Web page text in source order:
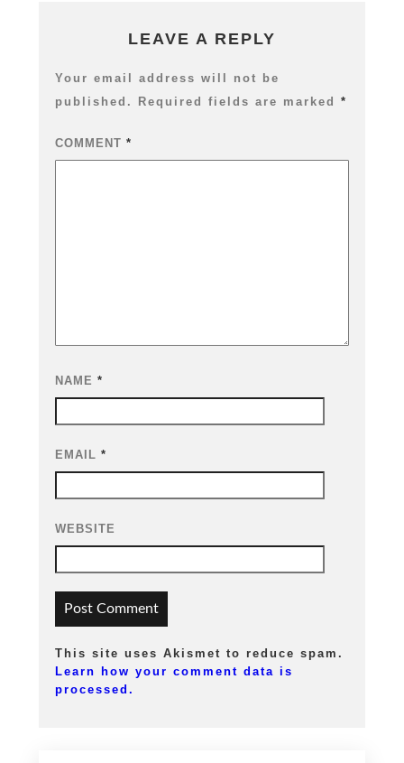
LEAVE A REPLY
Your email address will not be
published.
Required fields are marked *
COMMENT *
NAME *
EMAIL *
WEBSITE
This site uses Akismet to reduce spam.
Learn how your comment data is
processed.